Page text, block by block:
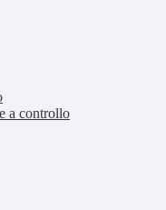
a controllo